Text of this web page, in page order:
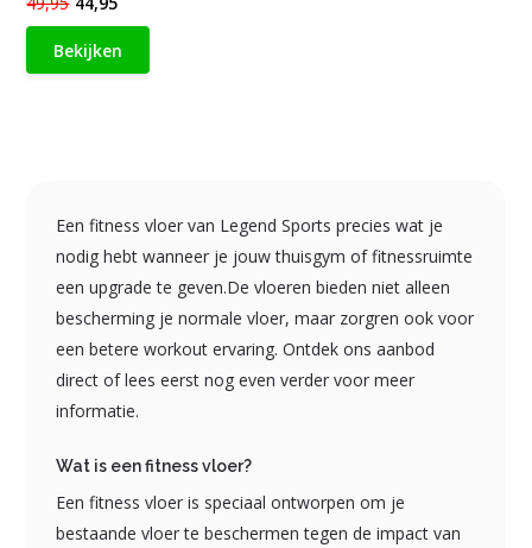
Bekijken
Een fitness vloer van Legend Sports precies wat je
nodig hebt wanneer je jouw thuisgym of fitnessruimte
een upgrade te geven.De vloeren bieden niet alleen
bescherming je normale vloer, maar zorgren ook voor
een betere workout ervaring. Ontdek ons aanbod
direct of lees eerst nog even verder voor meer
informatie.
Wat is een fitness vloer?
Een fitness vloer is speciaal ontworpen om je
bestaande vloer te beschermen tegen de impact van